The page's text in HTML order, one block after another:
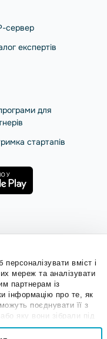
вміст і
мереж та аналізувати
партнерам із
інформацію про те, як
поєднувати її з
яку вони зібрали під
сервер
експертів
для
стартапів
Безпека SendPulse
захищені.